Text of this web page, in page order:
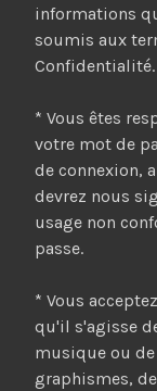
informations
soumis aux
Confidentialité.
* Vous êtes
votre mot de
de connexion,
devrez nous
usage non
passe.
* Vous
qu'il s'agisse
musique ou
graphismes,